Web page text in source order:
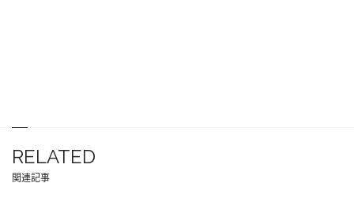
RELATED
関連記事